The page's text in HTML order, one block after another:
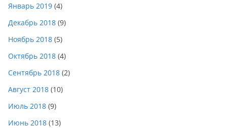
Январь 2019 (4)
Декабрь 2018 (9)
Ноябрь 2018 (5)
Октябрь 2018 (4)
Сентябрь 2018 (2)
Август 2018 (10)
Июль 2018 (9)
Июнь 2018 (13)